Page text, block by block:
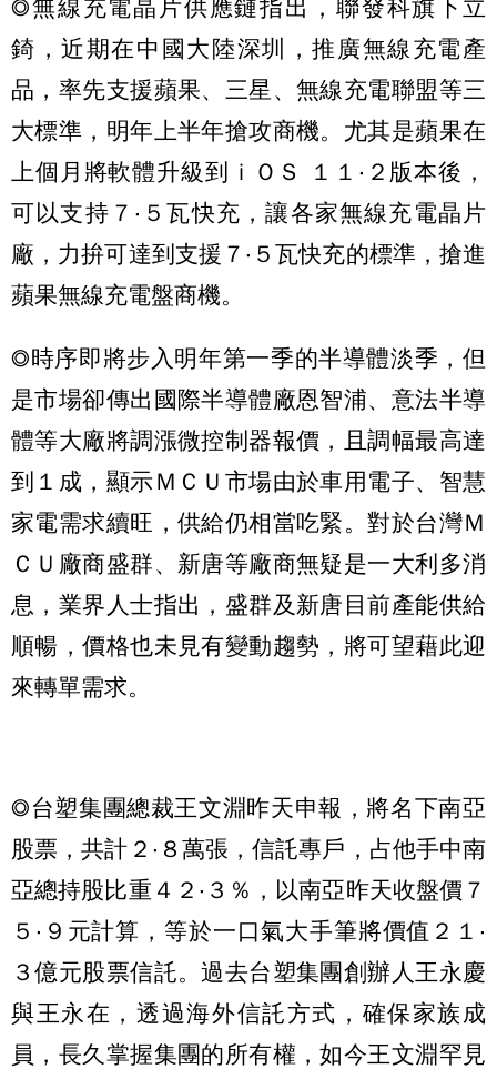
◎無線充電晶片供應鏈指出，聯發科旗下立
錡，近期在中國大陸深圳，推廣無線充電產
品，率先支援蘋果、三星、無線充電聯盟等三
大標準，明年上半年搶攻商機。尤其是蘋果在
上個月將軟體升級到ｉＯＳ １１‧２版本後，
可以支持７‧５瓦快充，讓各家無線充電晶片
廠，力拚可達到支援７‧５瓦快充的標準，搶進
蘋果無線充電盤商機。
◎時序即將步入明年第一季的半導體淡季，但
是市場卻傳出國際半導體廠恩智浦、意法半導
體等大廠將調漲微控制器報價，且調幅最高達
到１成，顯示ＭＣＵ市場由於車用電子、智慧
家電需求續旺，供給仍相當吃緊。對於台灣Ｍ
ＣＵ廠商盛群、新唐等廠商無疑是一大利多消
息，業界人士指出，盛群及新唐目前產能供給
順暢，價格也未見有變動趨勢，將可望藉此迎
來轉單需求。
◎台塑集團總裁王文淵昨天申報，將名下南亞
股票，共計２‧８萬張，信託專戶，占他手中南
亞總持股比重４２‧３％，以南亞昨天收盤價７
５‧９元計算，等於一口氣大手筆將價值２１‧
３億元股票信託。過去台塑集團創辦人王永慶
與王永在，透過海外信託方式，確保家族成
員，長久掌握集團的所有權，如今王文淵罕見